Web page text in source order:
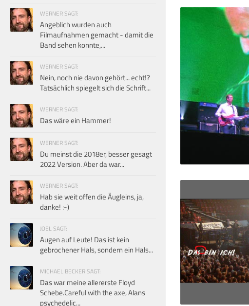
WERNER SAGT:
Angeblich wurden auch
Filmaufnahmen gemacht - damit die
Band sehen konnte,...
WERNER SAGT:
Nein, noch nie davon gehört... echt!?
Tatsächlich spiegelt sich die Schrift...
WERNER SAGT:
Das wäre ein Hammer!
WERNER SAGT:
Du meinst die 2018er, besser gesagt
2022 Version. Aber da war...
WERNER SAGT:
Hab sie weit offen die Äugleins, ja,
danke! :-)
JOEL SAGT:
Augen auf Leute! Das ist kein
gebrochener Hals, sondern ein Hals...
MICHAEL BECKER SAGT:
Das war meine allererste Floyd
Schebe.Careful with the axe, Alans
psychedelic...